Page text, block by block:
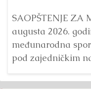
SAOPŠTENJE ZA
augusta 2026.
međunarodna
pod zajedničkim